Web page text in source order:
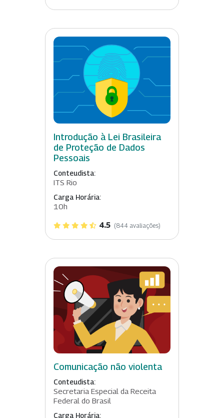
Introdução à Lei Brasileira
de Proteção de Dados
Pessoais
Conteudista:
ITS Rio
Carga Horária:
10h
4.5 (844 avaliações)
Comunicação não violenta
Conteudista:
Secretaria Especial da Receita
Federal do Brasil
Carga Horária: